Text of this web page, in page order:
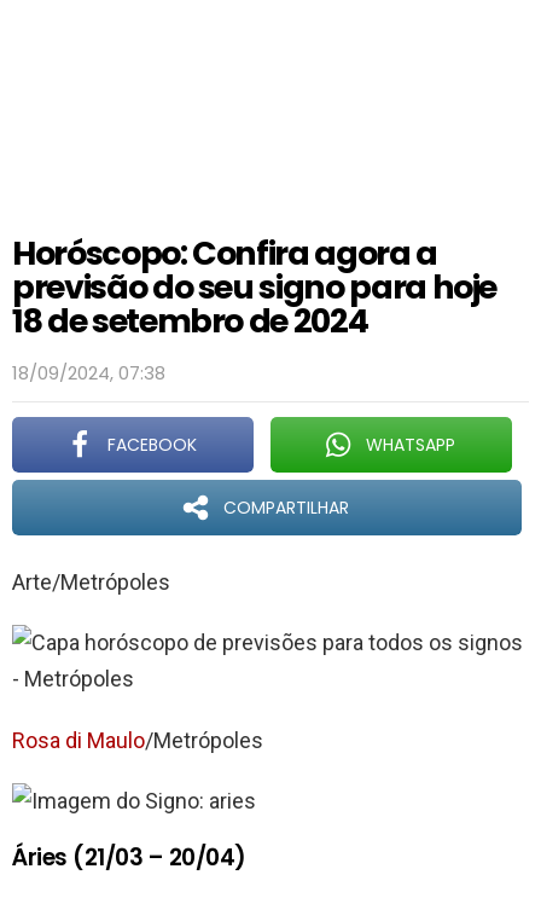
Horóscopo: Confira agora a
previsão do seu signo para hoje
18 de setembro de 2024
18/09/2024, 07:38
FACEBOOK WHATSAPP
COMPARTILHAR
Arte/Metrópoles
Rosa di Maulo/Metrópoles
Áries (21/03 – 20/04)